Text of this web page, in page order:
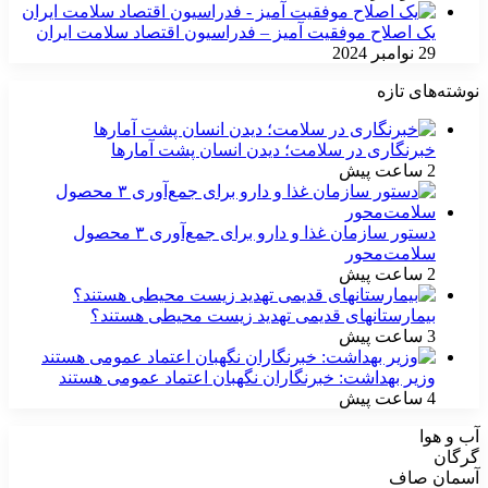
یک اصلاح موفقیت آمیز – فدراسیون اقتصاد سلامت ایران
29 نوامبر 2024
نوشته‌های تازه
خبرنگاری در سلامت؛ دیدن انسان پشت آمارها
2 ساعت پیش
دستور سازمان غذا و دارو برای جمع‌آوری ۳ محصول
سلامت‌محور
2 ساعت پیش
بیمارستانهای قدیمی تهدید زیست محیطی هستند؟
3 ساعت پیش
وزیر بهداشت: خبرنگاران نگهبان اعتماد عمومی هستند
4 ساعت پیش
آب و هوا
گرگان
آسمان صاف